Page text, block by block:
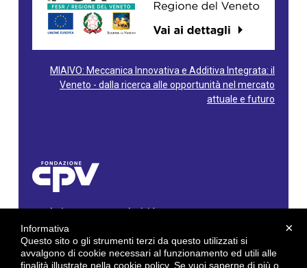
MIAIVO: Meccanica Innovativa e Additiva Integrata: il
Veneto - dalla ricerca alle opportunità nel mercato
attuale e futuro
Fondazione Centro Produttività Veneto
Via Gioacchino Rossini, 60 - 36100 Vicenza - Italy
Tel. 0444/960500 - Fax 0444/1932220
C.F. e P. IVA: 02429800242
×
Informativa
Questo sito o gli strumenti terzi da questo utilizzati si
avvalgono di cookie necessari al funzionamento ed utili alle
finalità illustrate nella cookie policy. Se vuoi saperne di più o